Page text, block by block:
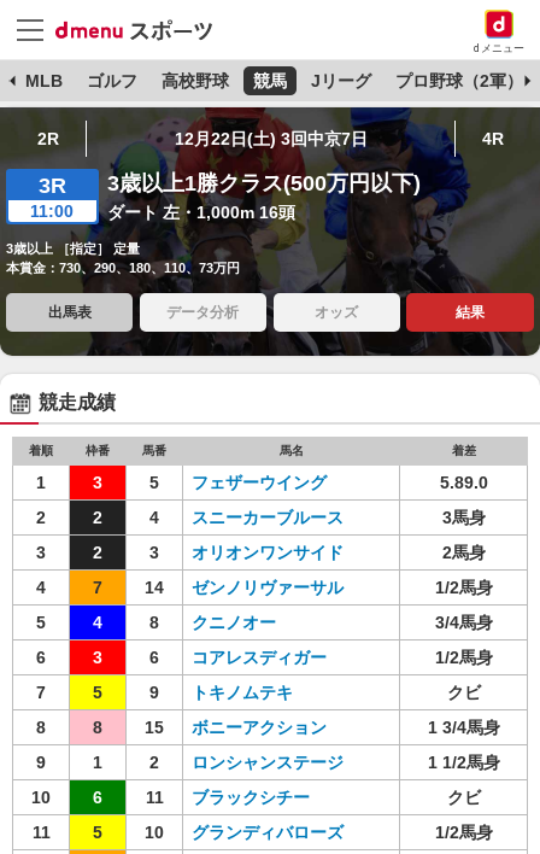
dメニュー
MLB ゴルフ 高校野球 競馬 Jリーグ プロ野球（2軍）
2R 12月22日(土) 3回中京7日 4R
3R
11:00
3歳以上1勝クラス(500万円以下)
ダート 左・1,000m 16頭
3歳以上 ［指定］ 定量
本賞金：730、290、180、110、73万円
出馬表 データ分析 オッズ 結果
競走成績
着順 枠番 馬番 馬名 着差
1 3 5 フェザーウイング
5.89.0
2
2 4 スニーカーブルース
3馬身
3
2 3 オリオンワンサイド
2馬身
4
7 14 ゼンノリヴァーサル
1/2馬身
5
4 8 クニノオー
3/4馬身
6
3 6 コアレスディガー
1/2馬身
7
5 9 トキノムテキ
クビ
8
8 15 ボニーアクション
1 3/4馬身
9
1 2 ロンシャンステージ
1 1/2馬身
10
6 11 ブラックシチー
クビ
11
5 10 グランディバローズ
1/2馬身